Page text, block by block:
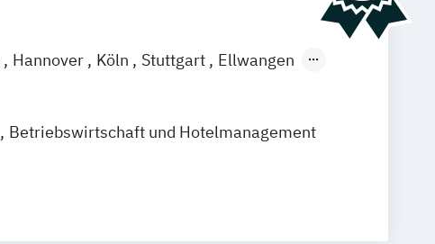
Hannover Köln Stuttgart
Ellwangen
Betriebswirtschaft und Hotelmanagement